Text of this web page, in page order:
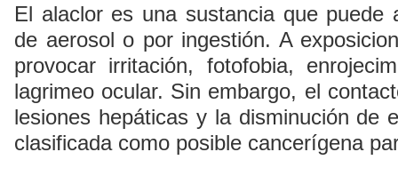
El alaclor es una sustancia que puede
de aerosol o por ingestión. A
provocar irritación, fotofobia,
lagrimeo ocular. Sin embargo, el
lesiones hepáticas y la disminución de
clasificada como posible cancerígena